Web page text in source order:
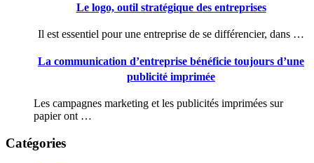
Le logo, outil stratégique des entreprises
Il est essentiel pour une entreprise de se différencier, dans …
La communication d’entreprise bénéficie toujours d’une
publicité imprimée
Les campagnes marketing et les publicités imprimées sur
papier ont …
Catégories